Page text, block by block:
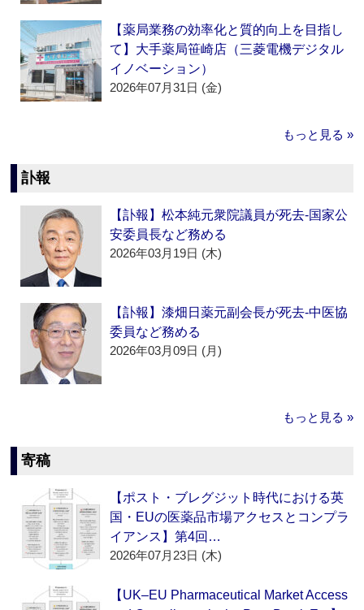
【薬局業務の効率化と質的向上を目指し
て】大手薬局笹崎店（三菱電機デジタル
イノベーション）
2026年07月31日 (金)
もっと見る »
訃報
【訃報】松本純元衆院議員が死去‐国家公
安委員長など務める
2026年03月19日 (木)
【訃報】漆畑日薬元副会長が死去‐中医協
委員など務める
2026年03月09日 (月)
もっと見る »
寄稿
【ポスト・ブレグジット時代における英
国・EUの医薬品市場アクセスとコンプラ
イアンス】第4回…
2026年07月23日 (木)
【UK–EU Pharmaceutical Market Access